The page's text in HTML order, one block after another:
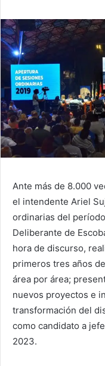
Ante más de 8.000
el intendente Ariel
ordinarias del
Deliberante de
hora de discurso,
primeros tres años
área por área;
nuevos proyectos e
transformación del
como candidato a
2023.